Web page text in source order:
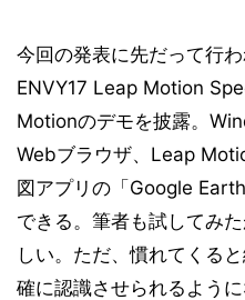
今回の発表に先だって行
ENVY17 Leap Motion
Motionのデモを披露。
Webブラウザ、Leap
図アプリの「Google
できる。筆者も試してみ
しい。ただ、慣れてくる
確に認識させられるよう